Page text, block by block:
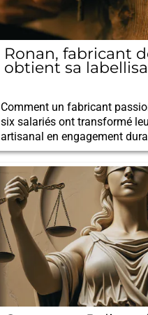
Ronan, fabricant
obtient sa
Comment un fabricant
six salariés ont transformé
artisanal en engagement